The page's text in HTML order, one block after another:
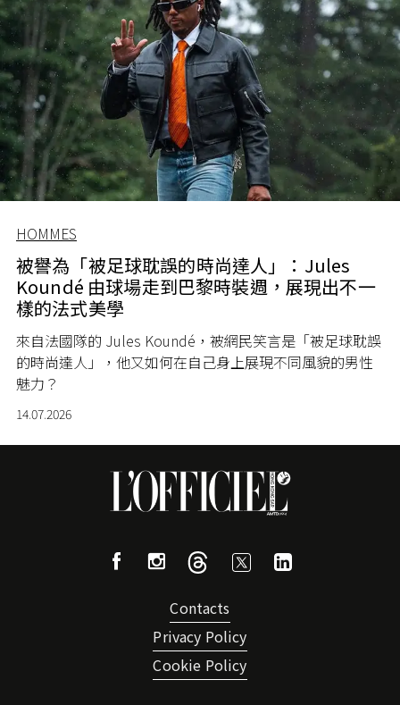
HOMMES
被譽為「被足球耽誤的時尚達人」：Jules
Koundé 由球場走到巴黎時裝週，展現出不一
樣的法式美學
來自法國隊的 Jules Koundé，被網民笑言是「被足球耽誤
的時尚達人」，他又如何在自己身上展現不同風貌的男性
魅力？
14.07.2026
Contacts
Privacy Policy
Cookie Policy